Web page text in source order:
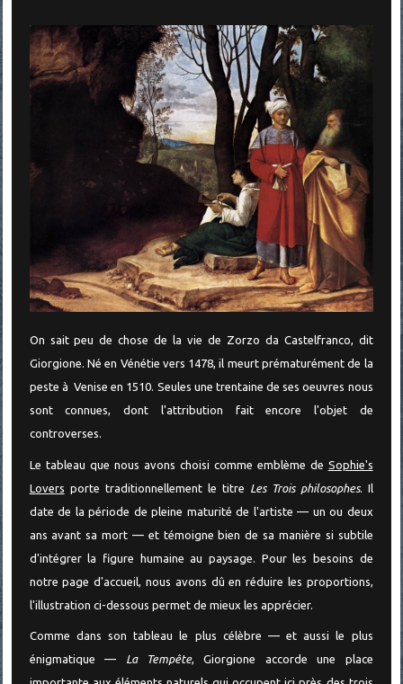
On sait peu de chose de la vie de Zorzo da Castelfranco, dit
Giorgione. Né en Vénétie vers 1478, il meurt prématurément de la
peste à Venise en 1510. Seules une trentaine de ses oeuvres nous
sont connues, dont l'attribution fait encore l'objet de
controverses.
Le tableau que nous avons choisi comme emblème de Sophie's
Lovers porte traditionnellement le titre Les Trois philosophes. Il
date de la période de pleine maturité de l'artiste — un ou deux
ans avant sa mort — et témoigne bien de sa manière si subtile
d'intégrer la figure humaine au paysage. Pour les besoins de
notre page d'accueil, nous avons dû en réduire les proportions,
l'illustration ci-dessous permet de mieux les apprécier.
Comme dans son tableau le plus célèbre — et aussi le plus
énigmatique —
La Tempête, Giorgione accorde une place